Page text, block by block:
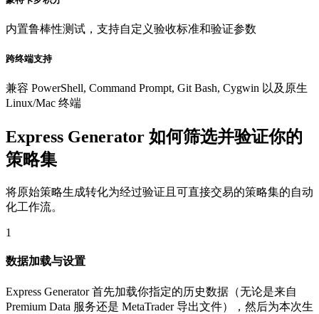
内置鲁棒性测试，支持自定义验收标准和验证参数
跨终端支持
兼容 PowerShell, Command Prompt, Git Bash, Cygwin 以及原生
Linux/Mac 终端
Express Generator 如何筛选并验证你的
策略集
将原始策略生成转化为经过验证且可直接交易的策略集的自动
化工作流。
1
数据加载与设置
Express Generator 首先加载你指定的历史数据（无论是来自
Premium Data 服务还是 MetaTrader 导出文件），然后为本次生